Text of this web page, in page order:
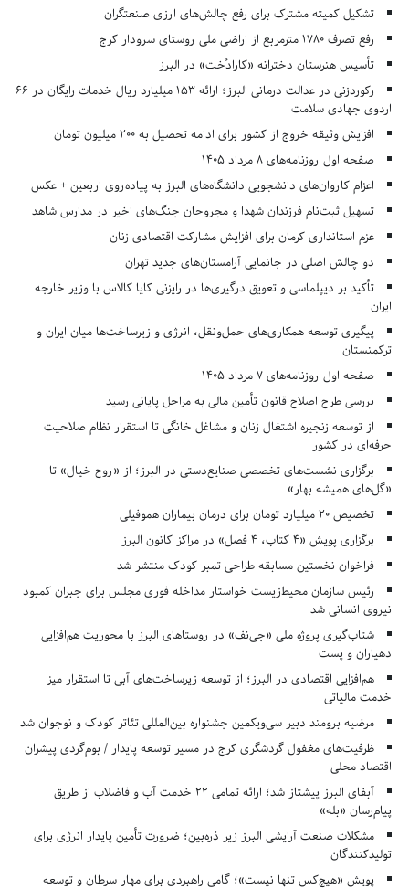
تشکیل کمیته مشترک برای رفع چالش‌های ارزی صنعتگران
رفع تصرف ۱۷۸۰ مترمربع از اراضی ملی روستای سرودار کرج
تأسیس هنرستان دخترانه «کارادُخت» در البرز
رکوردزنی در عدالت درمانی البرز؛ ارائه ۱۵۳ میلیارد ریال خدمات رایگان در ۶۶
اردوی جهادی سلامت
افزایش وثیقه خروج از کشور برای ادامه تحصیل به ۲۰۰ میلیون تومان
صفحه اول روزنامه‌های 8 مرداد 1405
اعزام کاروان‌های دانشجویی دانشگاه‌های البرز به پیاده‌روی اربعین + عکس
تسهیل ثبت‌نام فرزندان شهدا و مجروحان جنگ‌های اخیر در مدارس شاهد
عزم استانداری کرمان برای افزایش مشارکت اقتصادی زنان
دو چالش اصلی در جانمایی آرامستان‌های جدید تهران
تأکید بر دیپلماسی و تعویق درگیری‌ها در رایزنی کایا کالاس با وزیر خارجه
ایران
پیگیری توسعه همکاری‌های حمل‌ونقل، انرژی و زیرساخت‌ها میان ایران و
ترکمنستان
صفحه اول روزنامه‌های 7 مرداد 1405
بررسی طرح اصلاح قانون تأمین مالی به مراحل پایانی رسید
از توسعه زنجیره اشتغال زنان و مشاغل خانگی تا استقرار نظام صلاحیت
حرفه‌ای در کشور
برگزاری نشست‌های تخصصی صنایع‌دستی در البرز؛ از «روح خیال» تا
«گل‌های همیشه بهار»
تخصیص ۲۰ میلیارد تومان برای درمان بیماران هموفیلی
برگزاری پویش «۴ کتاب، ۴ فصل» در مراکز کانون البرز
فراخوان نخستین مسابقه طراحی تمبر کودک منتشر شد
رئیس سازمان محیط‌زیست خواستار مداخله فوری مجلس برای جبران کمبود
نیروی انسانی شد
شتاب‌گیری پروژه ملی «جی‌نف» در روستاهای البرز با محوریت هم‌افزایی
دهیاران و پست
هم‌افزایی اقتصادی در البرز؛ از توسعه زیرساخت‌های آبی تا استقرار میز
خدمت مالیاتی
مرضیه برومند دبیر سی‌ویکمین جشنواره بین‌المللی تئاتر کودک و نوجوان شد
ظرفیت‌های مغفول گردشگری کرج در مسیر توسعه پایدار / بوم‌گردی پیشران
اقتصاد محلی
آبفای البرز پیشتاز شد؛ ارائه تمامی ۲۲ خدمت آب و فاضلاب از طریق
پیام‌رسان «بله»
مشکلات صنعت آرایشی البرز زیر ذره‌بین؛ ضرورت تأمین پایدار انرژی برای
تولیدکنندگان
پویش «هیچ‌کس تنها نیست»؛ گامی راهبردی برای مهار سرطان و توسعه